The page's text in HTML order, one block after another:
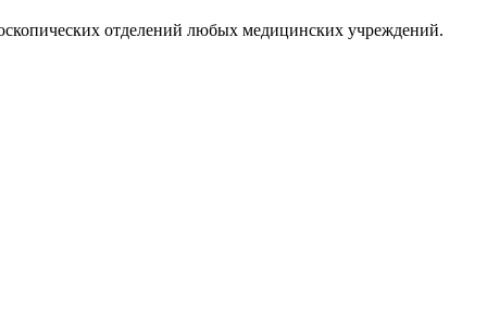
отделений любых медицинских учреждений.